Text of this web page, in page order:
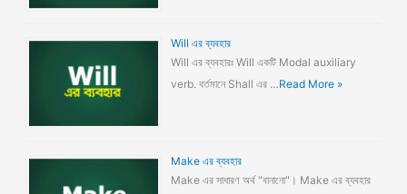
Will এর ব্যবহার
Will এর ব্যবহারঃ Will একটি Modal auxiliary
verb. বর্তমানে Shall এর …Read More »
Make এর ব্যবহার
Make এর সাধারণ অর্থ "বানানো"। Make এর ব্যবহার